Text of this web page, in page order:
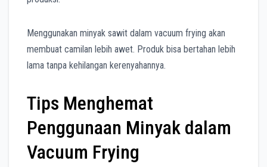
Menggunakan minyak sawit dalam vacuum frying akan
membuat camilan lebih awet. Produk bisa bertahan lebih
lama tanpa kehilangan kerenyahannya.
Tips Menghemat
Penggunaan Minyak dalam
Vacuum Frying